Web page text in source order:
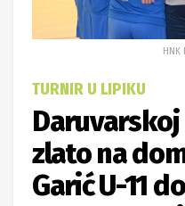
HNK
TURNIR U LIPIKU
Daruvarskoj
zlato na
Garić U-11